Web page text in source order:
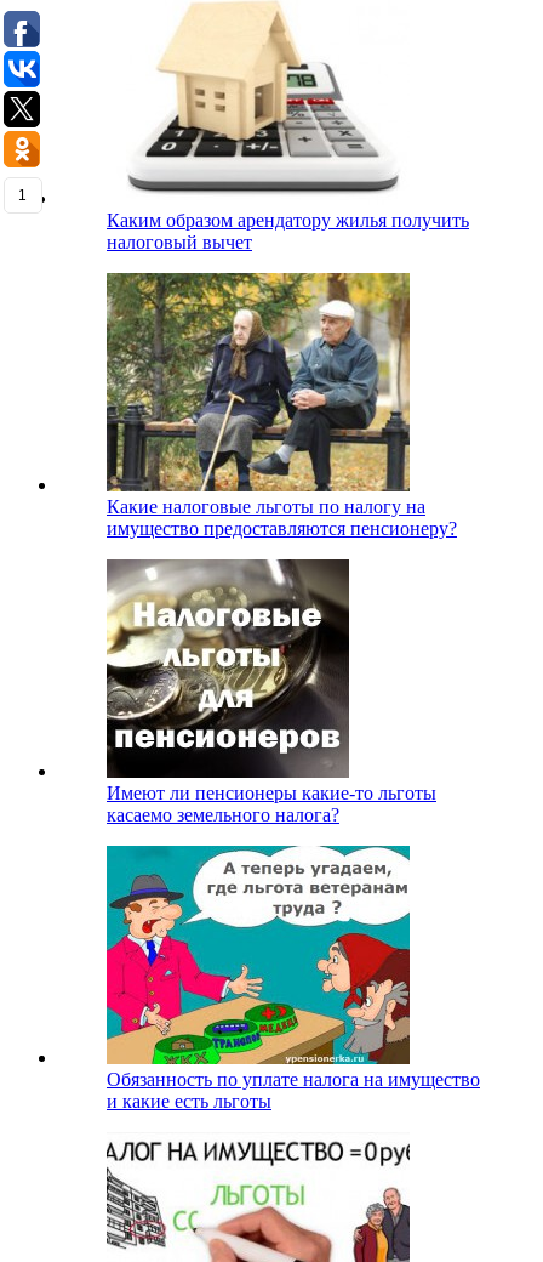
Каким образом арендатору жилья получить
налоговый вычет
Какие налоговые льготы по налогу на
имущество предоставляются пенсионеру?
Имеют ли пенсионеры какие-то льготы
касаемо земельного налога?
Обязанность по уплате налога на имущество
и какие есть льготы
1